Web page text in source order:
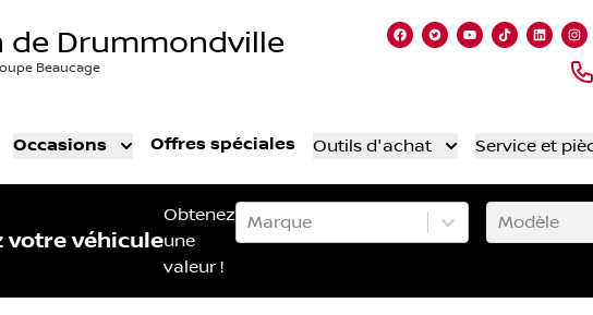
de Drummondville
Beaucage
Lien vers notre page
Lien vers notre
Lien vers
Lien vers
Lien
Occasions Offres spéciales Outils d'achat Service et
votre véhicule
Obtenez
une
valeur !
Marque Modèle